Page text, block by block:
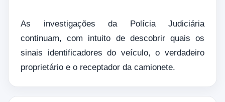
As investigações da Polícia Judiciária
continuam, com intuito de descobrir quais os
sinais identificadores do veículo, o verdadeiro
proprietário e o receptador da camionete.